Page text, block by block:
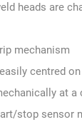
heads are
mechanism
centred
at
stop sensor